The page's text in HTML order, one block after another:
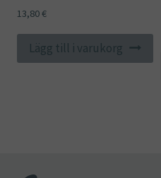
13,80€
Lägg till i varukorg